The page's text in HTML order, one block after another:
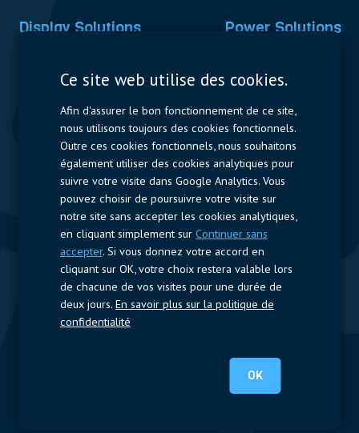
Display Solutions Power Solutions
Contactors & Fuses
Measurement
Resistors
Accès rapide
Profil de l’entreprise Fournisseurs Jobs
Suivez-nous
LinkedIn
Ce site web utilise des cookies.
Afin d'assurer le bon fonctionnement de ce site,
nous utilisons toujours des cookies fonctionnels.
Outre ces cookies fonctionnels, nous souhaitons
également utiliser des cookies analytiques pour
suivre votre visite dans Google Analytics. Vous
pouvez choisir de poursuivre votre visite sur
notre site sans accepter les cookies analytiques,
en cliquant simplement sur Continuer sans
accepter. Si vous donnez votre accord en
cliquant sur OK, votre choix restera valable lors
de chacune de vos visites pour une durée de
deux jours. En savoir plus sur la politique de
confidentialité
OK